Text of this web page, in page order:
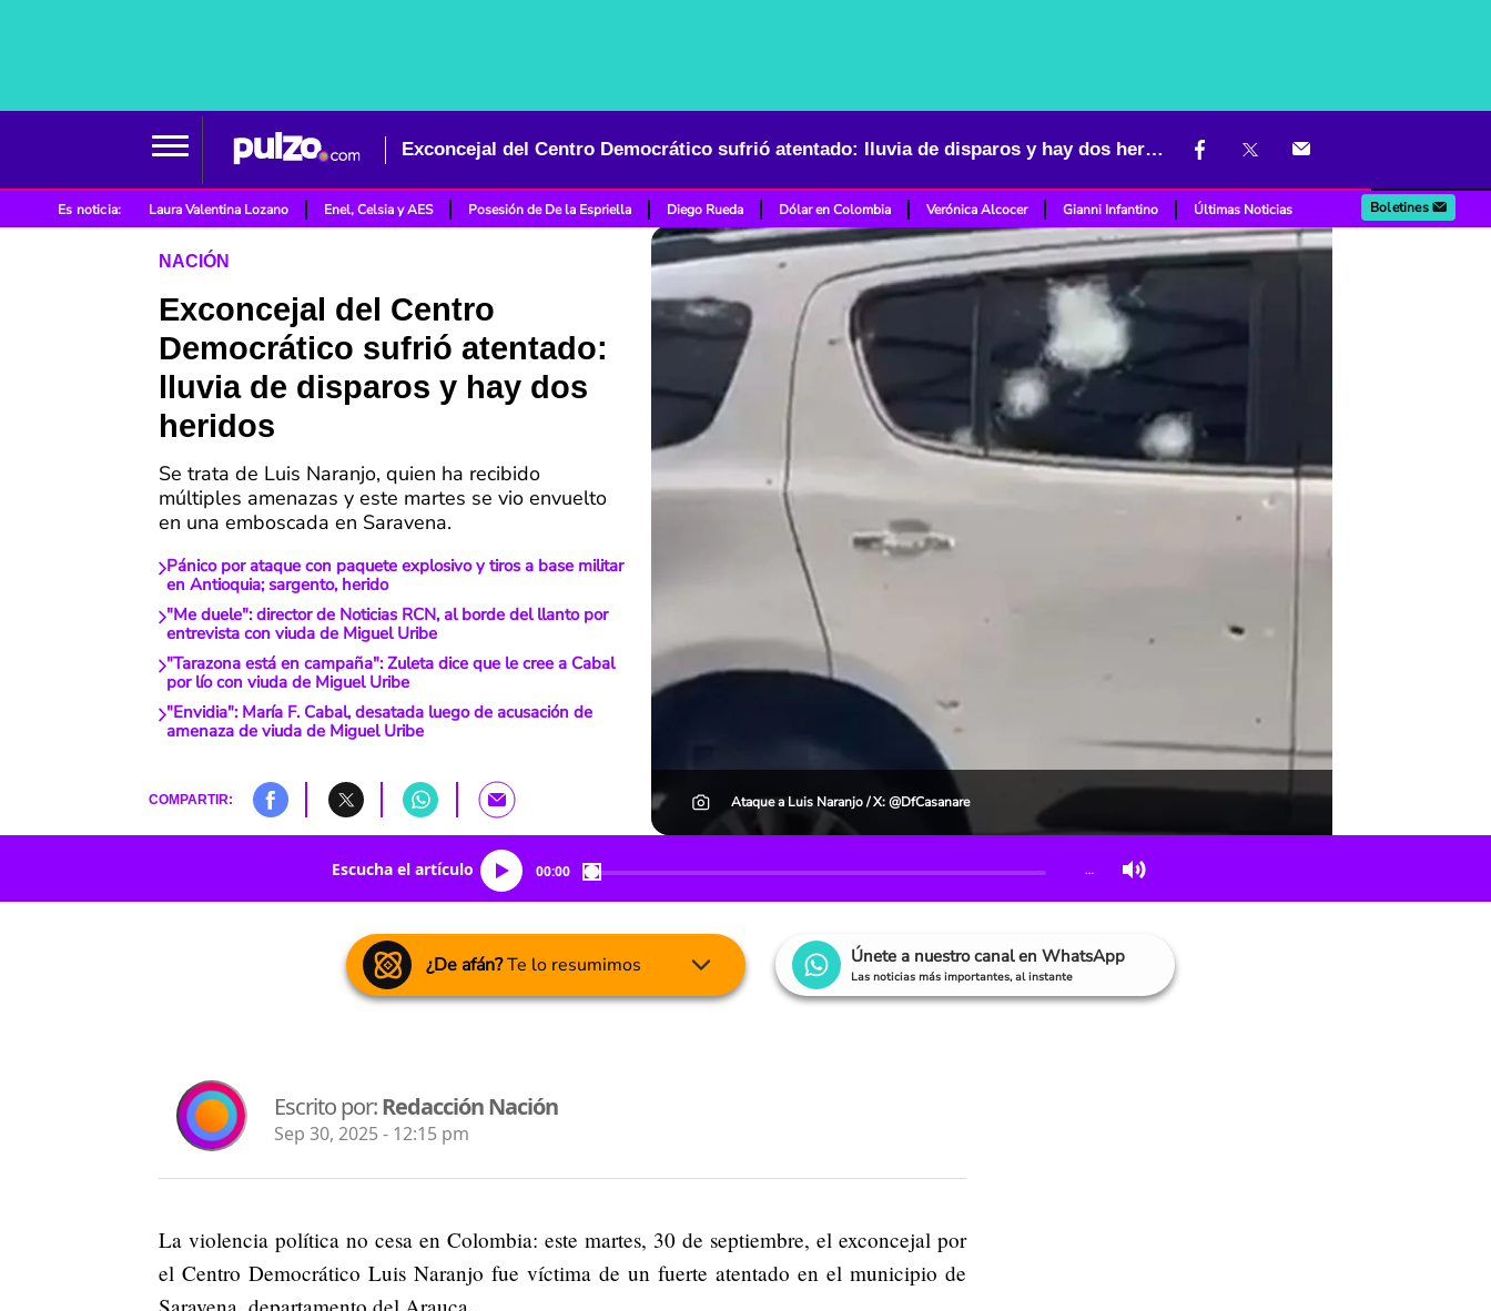
Exconcejal del Centro Democrático sufrió atentado: lluvia de disparos y hay dos heridos
Es noticia: Laura Valentina Lozano Enel, Celsia y AES Posesión de De la Espriella Diego Rueda Dólar en Colombia Verónica Alcocer Gianni Infantino Últimas Noticias Boletines
NACIÓN
Exconcejal del Centro
Democrático sufrió atentado:
lluvia de disparos y hay dos
heridos
Se trata de Luis Naranjo, quien ha recibido
múltiples amenazas y este martes se vio envuelto
en una emboscada en Saravena.
Pánico por ataque con paquete explosivo y tiros a base militar
en Antioquia; sargento, herido
"Me duele": director de Noticias RCN, al borde del llanto por
entrevista con viuda de Miguel Uribe
"Tarazona está en campaña": Zuleta dice que le cree a Cabal
por lío con viuda de Miguel Uribe
"Envidia": María F. Cabal, desatada luego de acusación de
amenaza de viuda de Miguel Uribe
COMPARTIR: Ataque a Luis Naranjo / X: @DfCasanare
Escucha el artículo 00:00 …
¿De afán?Te lo resumimos Únete a nuestro canal en WhatsApp
Las noticias más importantes, al instante
Escrito por:Redacción Nación
Sep 30, 2025 - 12:15 pm
La violencia política no cesa en Colombia: este martes, 30 de septiembre, el exconcejal por
el Centro Democrático Luis Naranjo fue víctima de un fuerte atentado en el municipio de